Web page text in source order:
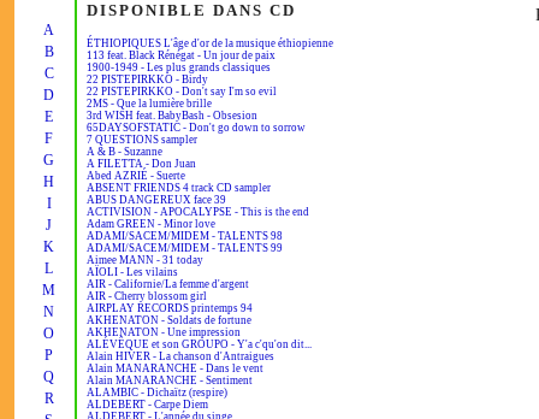
A
B
C
D
E
F
G
H
I
J
K
L
M
N
O
P
Q
R
DISPONIBLE DANS CD
ÉTHIOPIQUES L'âge d'or de la musique éthiopienne
113 feat. Black Rénégat - Un jour de paix
1900-1949 - Les plus grands classiques
22 PISTEPIRKKO - Birdy
22 PISTEPIRKKO - Don't say I'm so evil
2MS - Que la lumière brille
3rd WISH feat. BabyBash - Obsesion
65DAYSOFSTATIC - Don't go down to sorrow
7 QUESTIONS sampler
A & B - Suzanne
A FILETTA - Don Juan
Abed AZRIÉ - Suerte
ABSENT FRIENDS 4 track CD sampler
ABUS DANGEREUX face 39
ACTIVISION - APOCALYPSE - This is the end
Adam GREEN - Minor love
ADAMI/SACEM/MIDEM - TALENTS 98
ADAMI/SACEM/MIDEM - TALENTS 99
Aimee MANN - 31 today
AÏOLI - Les vilains
AIR - Californie/La femme d'argent
AIR - Cherry blossom girl
AIRPLAY RECORDS printemps 94
AKHENATON - Soldats de fortune
AKHENATON - Une impression
ALÉVÊQUE et son GROUPO - Y'a c'qu'on dit...
Alain HIVER - La chanson d'Antraigues
Alain MANARANCHE - Dans le vent
Alain MANARANCHE - Sentiment
ALAMBIC - Dichaïtz (respire)
ALDEBERT - Carpe Diem
ALDEBERT - L'année du singe